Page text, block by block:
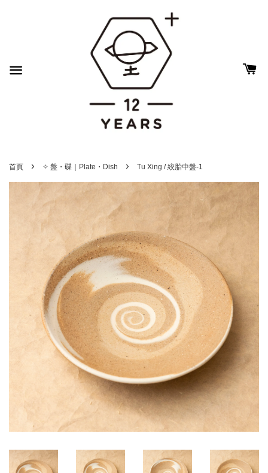
首頁 › ✧ 盤・碟｜Plate・Dish › Tu Xing / 絞胎中盤-1